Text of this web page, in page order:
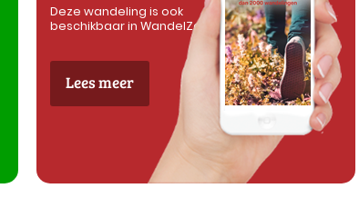
Deze wandeling is ook
beschikbaar in WandelZapp
Lees meer